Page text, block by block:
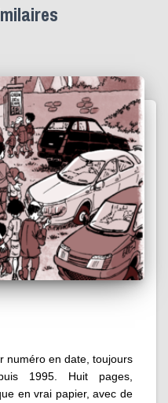
numéro en date, toujours
1995. Huit pages,
en vrai papier, avec de